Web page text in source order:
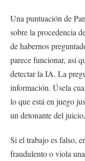
Una puntuación de
sobre la procedencia
de habernos
parece funcionar, así
detectar la IA. La
información. Úsela
lo que está en juego
un detonante del
Si el trabajo es falso,
fraudulento o viola